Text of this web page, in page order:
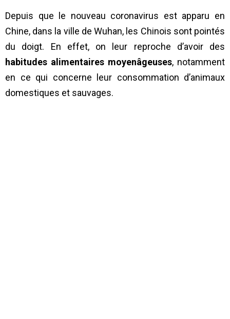
Depuis que le nouveau coronavirus est apparu en
Chine, dans la ville de Wuhan, les Chinois sont pointés
du doigt. En effet, on leur reproche d’avoir des
habitudes alimentaires moyenâgeuses, notamment
en ce qui concerne leur consommation d’animaux
domestiques et sauvages.